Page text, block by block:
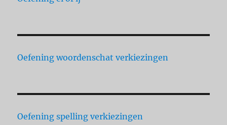
Oefening woordenschat verkiezingen
Oefening spelling verkiezingen